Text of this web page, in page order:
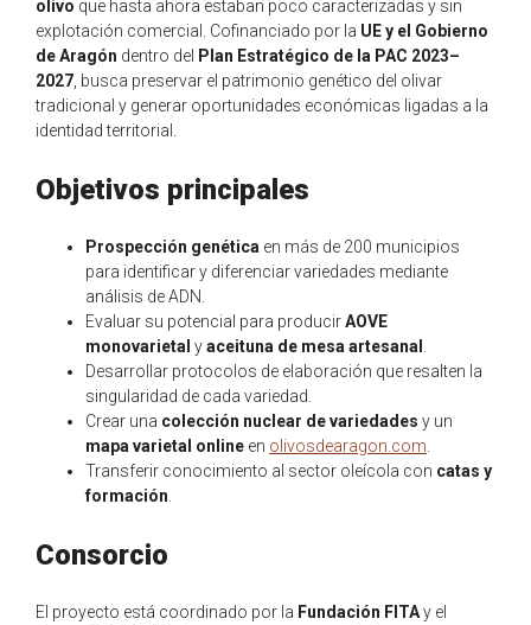
olivo que hasta ahora estaban poco caracterizadas y sin
explotación comercial. Cofinanciado por la UE y el Gobierno
de Aragón dentro del Plan Estratégico de la PAC 2023–
2027 , busca preservar el patrimonio genético del olivar
tradicional y generar oportunidades económicas ligadas a la
identidad territorial.
Objetivos principales
Prospección genética en más de 200 municipios
para identificar y diferenciar variedades mediante
análisis de ADN.
Evaluar su potencial para producirAOVE
monovarietal yaceituna de mesa artesanal
Desarrollar protocolos de elaboración que resalten la
singularidad de cada variedad.
Crear una colección nuclear de variedades y un
mapa varietal online en olivosdearagon.com
Transferir conocimiento al sector oleícola con catas y
formación
Consorcio
El proyecto está coordinado por la Fundación FITAy el